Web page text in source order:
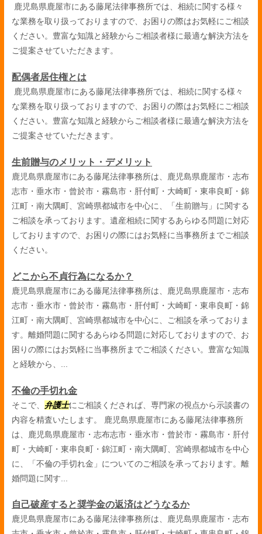
鹿児島県鹿屋市にある藤尾法律事務所では、相続に関する様々
な業務を取り扱っておりますので、お困りの際はお気軽にご相談
ください。豊富な知識と経験からご相談者様に最適な解決方法を
ご提案させていただきます。
配偶者居住権とは
鹿児島県鹿屋市にある藤尾法律事務所では、相続に関する様々
な業務を取り扱っておりますので、お困りの際はお気軽にご相談
ください。豊富な知識と経験からご相談者様に最適な解決方法を
ご提案させていただきます。
生前贈与のメリット・デメリット
鹿児島県鹿屋市にある藤尾法律事務所は、鹿児島県鹿屋市・志布
志市・垂水市・曾於市・霧島市・肝付町・大崎町・東串良町・錦
江町・南大隅町、宮崎県都城市を中心に、「生前贈与」に関する
ご相談を承っております。遺産相続に関するあらゆる問題に対応
しておりますので、お困りの際にはお気軽に当事務所までご相談
ください。
どこから不貞行為になるか？
鹿児島県鹿屋市にある藤尾法律事務所は、鹿児島県鹿屋市・志布
志市・垂水市・曾於市・霧島市・肝付町・大崎町・東串良町・錦
江町・南大隅町、宮崎県都城市を中心に、ご相談を承っておりま
す。離婚問題に関するあらゆる問題に対応しておりますので、お
困りの際にはお気軽に当事務所までご相談ください。豊富な知識
と経験から、...
不倫の手切れ金
そこで、 弁護士にご相談くだされば、専門家の視点から示談書の
内容を精査いたします。 鹿児島県鹿屋市にある藤尾法律事務所
は、鹿児島県鹿屋市・志布志市・垂水市・曾於市・霧島市・肝付
町・大崎町・東串良町・錦江町・南大隅町、宮崎県都城市を中心
に、「不倫の手切れ金」についてのご相談を承っております。離
婚問題に関す...
自己破産すると奨学金の返済はどうなるか
鹿児島県鹿屋市にある藤尾法律事務所は、鹿児島県鹿屋市・志布